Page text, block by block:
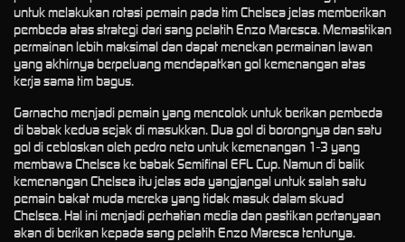
untuk melakukan rotasi pemain pada tim Chelsea jelas memberikan
pembeda atas strategi dari sang pelatih Enzo Maresca. Memastikan
permainan lebih maksimal dan dapat menekan permainan lawan
yang akhirnya berpeluang mendapatkan gol kemenangan atas
kerja sama tim bagus.
Garnacho menjadi pemain yang mencolok untuk berikan pembeda
di babak kedua sejak di masukkan. Dua gol di borongnya dan satu
gol di cebloskan oleh pedro neto untuk kemenangan 1-3 yang
membawa Chelsea ke babak Semifinal EFL Cup. Namun di balik
kemenangan Chelsea itu jelas ada yangjangal untuk salah satu
pemain bakat muda mereka yang tidak masuk dalam skuad
Chelsea. Hal ini menjadi perhatian media dan pastikan pertanyaan
akan di berikan kepada sang pelatih Enzo Maresca tentunya.